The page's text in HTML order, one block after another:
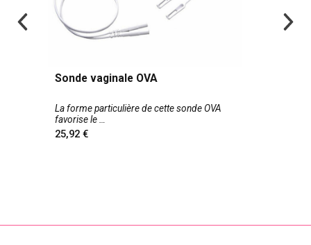
Sonde vaginale OVA
La forme particulière de cette sonde OVA
favorise le
25,92